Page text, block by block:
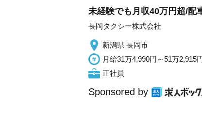
未経験でも月収40万円超/配
長岡タクシー株式会社
新潟県 長岡市
月給31万4,990円～51万2,915
正社員
Sponsored by